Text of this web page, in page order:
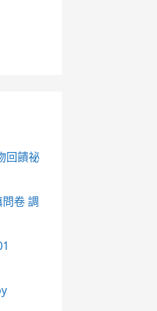
回饋祕
卷 調